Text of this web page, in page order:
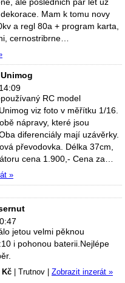
Mam k tomu novy
a regl 80a + program karta,
cernostribrne…
RC model
viz foto v měřítku 1/16.
nápravy, které jsou
diferenciály mají uzávěrky.
převodovka. Délka 37cm,
cena 1.900,- Cena za…
»
jetou velmi pěknou
i pohonou baterii.Nejlépe
Kč Trutnov Zobrazit inzerát »